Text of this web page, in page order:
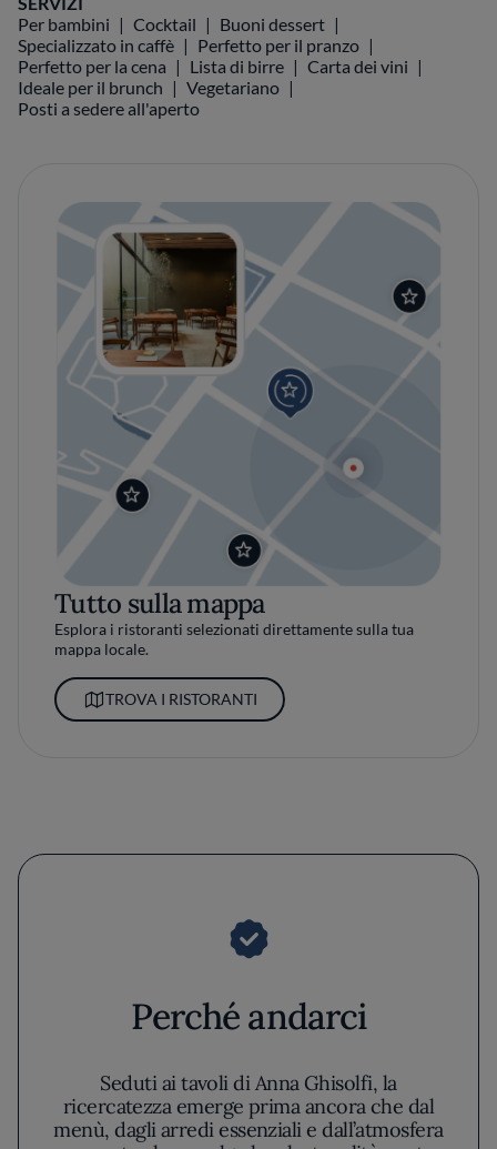
Per bambini
Cocktail
Buoni dessert
Specializzato in caffè
Perfetto per il pranzo
Perfetto per la cena
Lista di birre
Carta dei vini
Ideale per il brunch
Vegetariano
Posti a sedere all'aperto
Tutto sulla mappa
Esplora i ristoranti selezionati direttamente sulla tua
mappa locale.
TROVA I RISTORANTI
Perché andarci
Seduti ai tavoli di Anna Ghisolfi, la
ricercatezza emerge prima ancora che dal
menù, dagli arredi essenziali e dall’atmosfera